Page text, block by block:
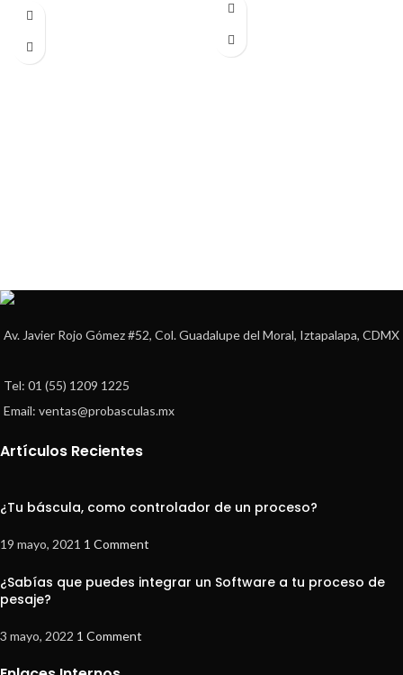
Av. Javier Rojo Gómez #52, Col. Guadalupe del Moral, Iztapalapa, CDMX
Tel: 01 (55) 1209 1225
Email: ventas@probasculas.mx
Artículos Recientes
¿Tu báscula, como controlador de un proceso?
19 mayo, 2021 1 Comment
¿Sabías que puedes integrar un Software a tu proceso de
pesaje?
3 mayo, 2022 1 Comment